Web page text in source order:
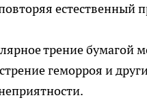
естественный
трение бумагой
геморроя и